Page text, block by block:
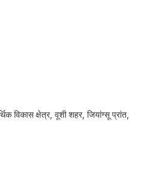
विकास क्षेत्र, वूशी शहर, जियांग्सू प्रांत,